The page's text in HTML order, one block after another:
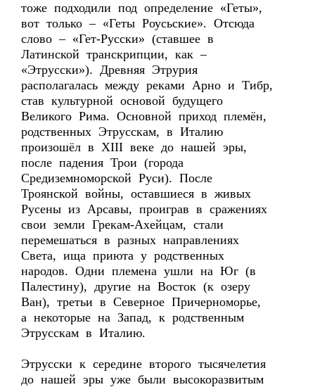
тоже подходили под определение «Геты»,
вот только – «Геты Роусьские». Отсюда
слово – «Гет-Русски» (ставшее в
Латинской транскрипции, как –
«Этрусски»). Древняя Этрурия
располагалась между реками Арно и Тибр,
став культурной основой будущего
Великого Рима. Основной приход племён,
родственных Этрусскам, в Италию
произошёл в XIII веке до нашей эры,
после падения Трои (города
Средиземноморской Руси). После
Троянской войны, оставшиеся в живых
Русены из Арсавы, проиграв в сражениях
свои земли Грекам-Ахейцам, стали
перемешаться в разных направлениях
Света, ища приюта у родственных
народов. Одни племена ушли на Юг (в
Палестину), другие на Восток (к озеру
Ван), третьи в Северное Причерноморье,
а некоторые на Запад, к родственным
Этрусскам в Италию.
Этрусски к середине второго тысячелетия
до нашей эры уже были высокоразвитым